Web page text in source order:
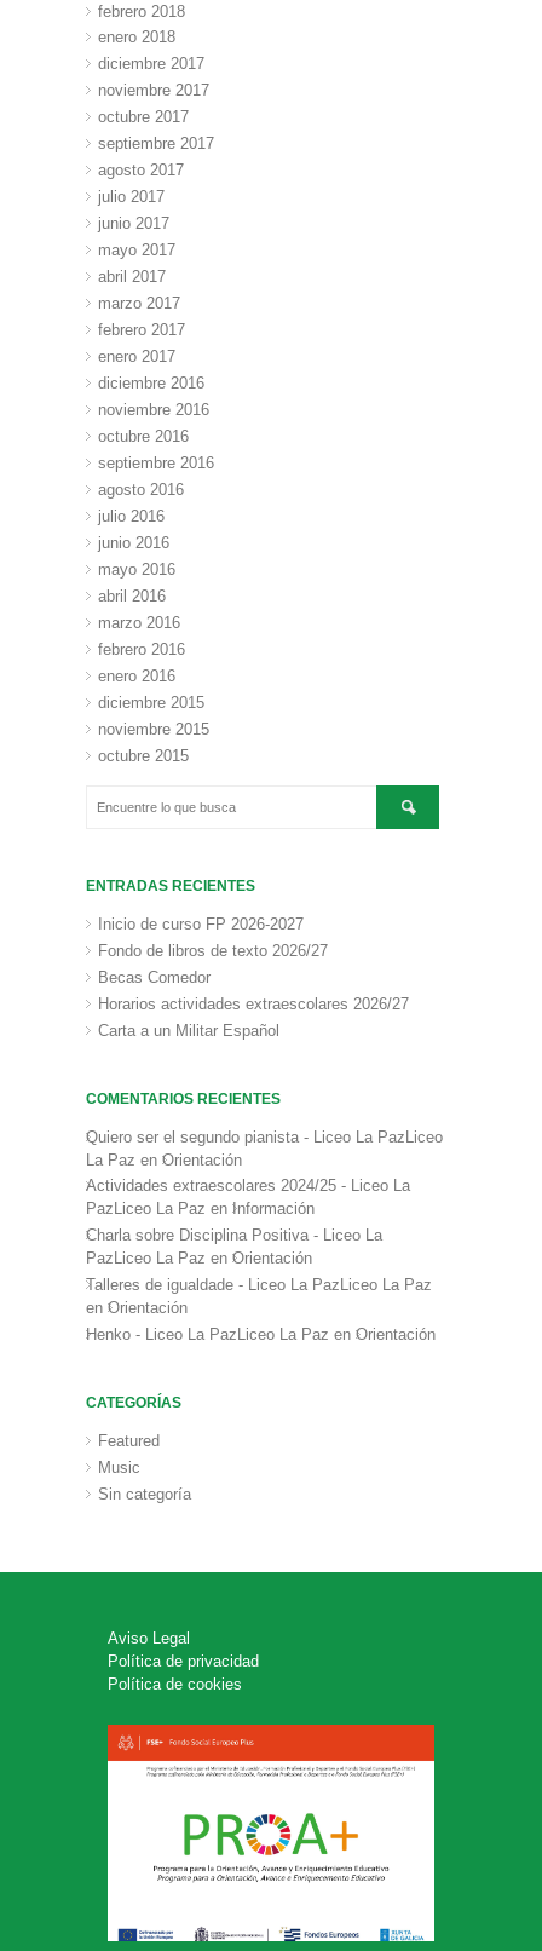
febrero 2018
enero 2018
diciembre 2017
noviembre 2017
octubre 2017
septiembre 2017
agosto 2017
julio 2017
junio 2017
mayo 2017
abril 2017
marzo 2017
febrero 2017
enero 2017
diciembre 2016
noviembre 2016
octubre 2016
septiembre 2016
agosto 2016
julio 2016
junio 2016
mayo 2016
abril 2016
marzo 2016
febrero 2016
enero 2016
diciembre 2015
noviembre 2015
octubre 2015
ENTRADAS RECIENTES
Inicio de curso FP 2026-2027
Fondo de libros de texto 2026/27
Becas Comedor
Horarios actividades extraescolares 2026/27
Carta a un Militar Español
COMENTARIOS RECIENTES
Quiero ser el segundo pianista - Liceo La PazLiceo
La Paz enOrientación
Actividades extraescolares 2024/25 - Liceo La
PazLiceo La Paz enInformación
Charla sobre Disciplina Positiva - Liceo La
PazLiceo La Paz enOrientación
Talleres de igualdade - Liceo La PazLiceo La Paz
enOrientación
Henko - Liceo La PazLiceo La Paz enOrientación
CATEGORÍAS
Featured
Music
Sin categoría
Aviso Legal
Política de privacidad
Política de cookies